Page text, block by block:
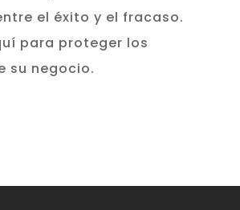
el éxito y el fracaso.
para proteger los
su negocio.